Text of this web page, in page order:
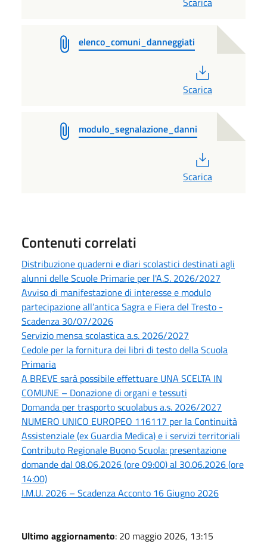
elenco_comuni_danneggiati
Scarica
modulo_segnalazione_danni
Scarica
Contenuti correlati
Distribuzione quaderni e diari scolastici destinati agli
alunni delle Scuole Primarie per l'A.S. 2026/2027
Avviso di manifestazione di interesse e modulo
partecipazione all’antica Sagra e Fiera del Tresto -
Scadenza 30/07/2026
Servizio mensa scolastica a.s. 2026/2027
Cedole per la fornitura dei libri di testo della Scuola
Primaria
A BREVE sarà possibile effettuare UNA SCELTA IN
COMUNE – Donazione di organi e tessuti
Domanda per trasporto scuolabus a.s. 2026/2027
NUMERO UNICO EUROPEO 116117 per la Continuità
Assistenziale (ex Guardia Medica) e i servizi territoriali
Contributo Regionale Buono Scuola: presentazione
domande dal 08.06.2026 (ore 09:00) al 30.06.2026 (ore
14:00)
I.M.U. 2026 – Scadenza Acconto 16 Giugno 2026
Ultimo aggiornamento: 20 maggio 2026, 13:15